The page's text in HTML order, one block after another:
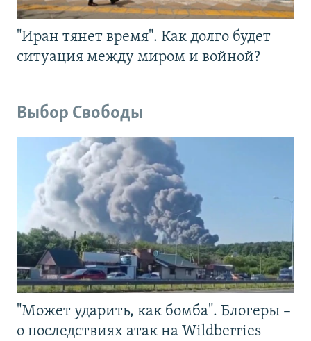
"Иран тянет время". Как долго будет
ситуация между миром и войной?
Выбор Свободы
"Может ударить, как бомба". Блогеры –
о последствиях атак на Wildberries